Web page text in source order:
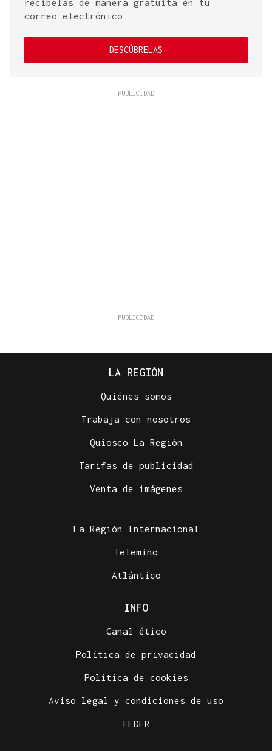
recíbelas de manera gratuita en tu
correo electrónico
DESCÚBRELAS
LA REGIÓN
Quiénes somos
Trabaja con nosotros
Quiosco La Región
Tarifas de publicidad
Venta de imágenes
La Región Internacional
Telemiño
Atlántico
INFO
Canal ético
Política de privacidad
Política de cookies
Aviso legal y condiciones de uso
FEDER